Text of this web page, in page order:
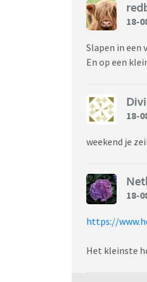
18-
Slapen in een
En op een
18-
weekend je
18-
https://
Het kleinste